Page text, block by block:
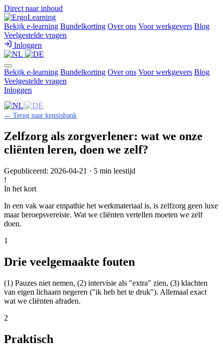
Direct naar inhoud
Bekijk e-learning Bundelkorting Over ons Voor werkgevers Blog
Veelgestelde vragen
Inloggen
Bekijk e-learning Bundelkorting Over ons Voor werkgevers Blog
Veelgestelde vragen
Inloggen
← Terug naar kennisbank
Zelfzorg als zorgverlener: wat we onze
cliënten leren, doen we zelf?
Gepubliceerd: 2026-04-21 · 5 min leestijd
!
In het kort
In een vak waar empathie het werkmateriaal is, is zelfzorg geen luxe
maar beroepsvereiste. Wat we cliënten vertellen moeten we zelf
doen.
1
Drie veelgemaakte fouten
(1) Pauzes niet nemen, (2) intervisie als "extra" zien, (3) klachten
van eigen lichaam negeren ("ik heb het te druk"). Allemaal exact
wat we cliënten afraden.
2
Praktisch